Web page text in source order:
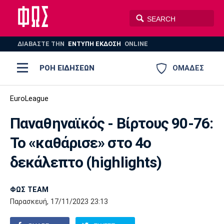
ΔΙΑΒΑΣΤΕ THN ΕΝΤΥΠΗ ΕΚΔΟΣΗ ONLINE
ΟΜΑΔΕΣ
ΡΟΗ ΕΙΔΗΣΕΩΝ
ΠΟΔΟΣΦΑΙΡΟ
ΒΟΛΕΪ ΣΠΟΡ
AUTO-MOTO PLUS
Ποδόσφαιρο
Super League 1
Super League 2
Ελλάδα
Μπάσκετ
Ελλάδα
EuroLeague
Ολυμπιακοί Αγώνες
Πόλο
Ολυμπιακός ΑΕΚ
Παναθηναϊκός Ατρόμητος
EuroLeague
Παναθηναϊκός - Βίρτους 90-76:
Το «καθάρισε» στο 4ο
δεκάλεπτο (highlights)
ΦΩΣ TEAM
Παρασκευή, 17/11/2023 23:13